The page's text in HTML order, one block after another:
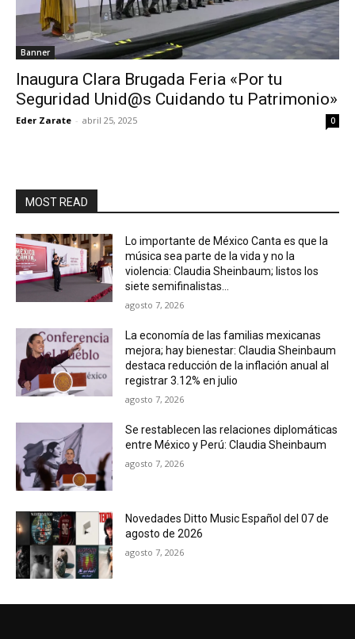
Banner
Inaugura Clara Brugada Feria «Por tu
Seguridad Unid@s Cuidando tu Patrimonio»
Eder Zarate - abril 25, 2025 0
MOST READ
Lo importante de México Canta es que la
música sea parte de la vida y no la
violencia: Claudia Sheinbaum; listos los
siete semifinalistas...
agosto 7, 2026
La economía de las familias mexicanas
mejora; hay bienestar: Claudia Sheinbaum
destaca reducción de la inflación anual al
registrar 3.12% en julio
agosto 7, 2026
Se restablecen las relaciones diplomáticas
entre México y Perú: Claudia Sheinbaum
agosto 7, 2026
Novedades Ditto Music Español del 07 de
agosto de 2026
agosto 7, 2026